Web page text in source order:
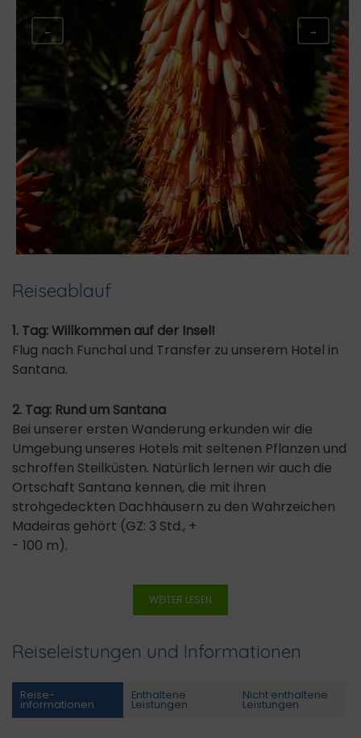
← →
Reiseablauf
1. Tag: Willkommen auf der Insel!
Flug nach Funchal und Transfer zu unserem Hotel in
Santana.
2. Tag: Rund um Santana
Bei unserer ersten Wanderung erkunden wir die
Umgebung unseres Hotels mit seltenen Pflanzen und
schroffen Steilküsten. Natürlich lernen wir auch die
Ortschaft Santana kennen, die mit ihren
strohgedeckten Dachhäusern zu den Wahrzeichen
Madeiras gehört (GZ: 3 Std., +
- 100 m).
WEITER LESEN
Reiseleistungen und Informationen
Reise­
informationen
Enthaltene
Leistungen
Nicht enthaltene
Leistungen